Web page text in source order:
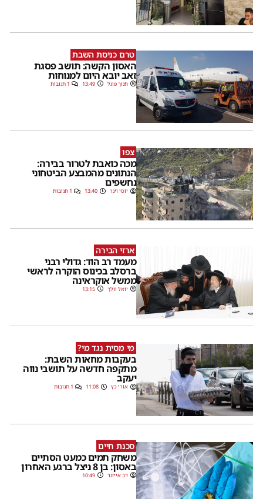
טרם כניסת השבת
האסון הקשה: תושב פסגת
זאב יובא היום למנוחות
חנוך פוגל 13:49 1 תגובות
צפו
מכה כואבת לטרור בבירה:
הנתונים מהמבצע הביטחוני
נחשפים
יוסי וינר 13:40 1 תגובות
ארזי הבירה
מעמד רב הוד: גדולי רבני
ברסלב בכינוס הוקרה לראשי
ממשל אוקראינה
יואל וולך 13:15
מי מסית נגד מי?
בעקבות מחאות השבת:
מתקפה חדשה על תושבי נווה
יעקב
אורי כץ 11:08 1 תגובות
סכנת חיים
משחק תמים כמעט הסתיים
באסון: בן 8 ניצל ברגע האחרון
דב אייזנר 10:49